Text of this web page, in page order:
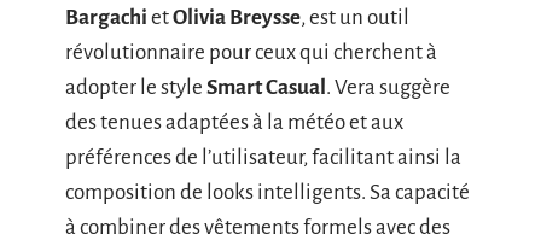
Bargachi etOlivia Breysse, est un outil
révolutionnaire pour ceux qui cherchent à
adopter le style Smart Casual. Vera suggère
des tenues adaptées à la météo et aux
préférences de l’utilisateur, facilitant ainsi la
composition de looks intelligents. Sa capacité
à combiner des vêtements formels avec des